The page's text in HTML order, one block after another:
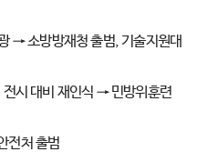
→ 소방방재청 출범, 기술지원대
시 대비 재인식 → 민방위훈련
전처 출범